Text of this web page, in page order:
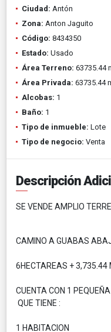
Ciudad: Antón
Zona: Anton Jaguito
Código: 8434350
Estado: Usado
Área Terreno: 63735.44
Área Privada: 63735.44
Alcobas: 1
Baño: 1
Tipo de inmueble: Lote
Tipo de negocio: Venta
Descripción
SE VENDE AMPLIO
CAMINO A GUABAS
6HECTAREAS + 3,735.44
CUENTA CON 1
QUE TIENE :
1 HABITACION